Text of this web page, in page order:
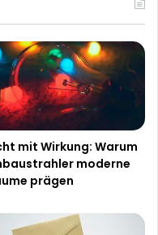
mit Wirkung: Warum
moderne
prägen